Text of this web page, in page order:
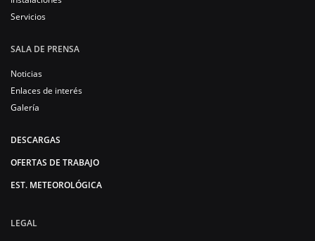
Servicios
SALA DE PRENSA
Noticias
Enlaces de interés
Galería
DESCARGAS
OFERTAS DE TRABAJO
EST. METEOROLÓGICA
LEGAL